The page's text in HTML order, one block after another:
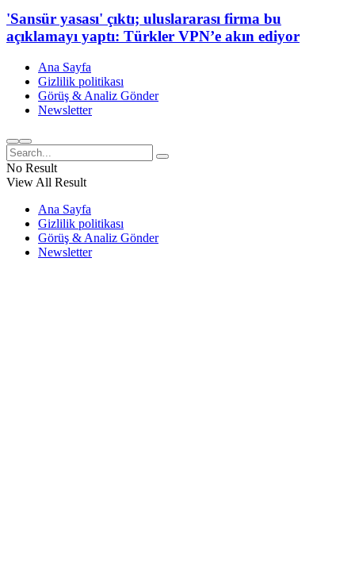
'Sansür yasası' çıktı; uluslararası firma bu
açıklamayı yaptı: Türkler VPN’e akın ediyor
Ana Sayfa
Gizlilik politikası
Görüş & Analiz Gönder
Newsletter
No Result
View All Result
Ana Sayfa
Gizlilik politikası
Görüş & Analiz Gönder
Newsletter